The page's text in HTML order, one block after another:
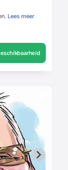
Lees meer